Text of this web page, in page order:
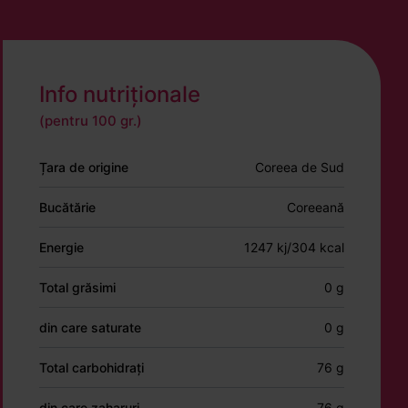
Info nutriționale
(pentru 100 gr.)
Țara de origine Coreea de Sud
Bucătărie Coreeană
Energie 1247 kj/304 kcal
Total grăsimi 0 g
din care saturate 0 g
Total carbohidrați 76 g